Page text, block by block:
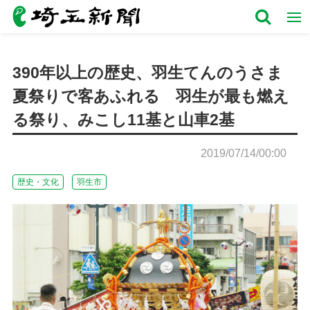
390年以上の歴史、羽生てんのうさま
夏祭りで客あふれる 羽生が最も燃え
る祭り、みこし11基と山車2基
2019/07/14/00:00
歴史・文化 羽生市